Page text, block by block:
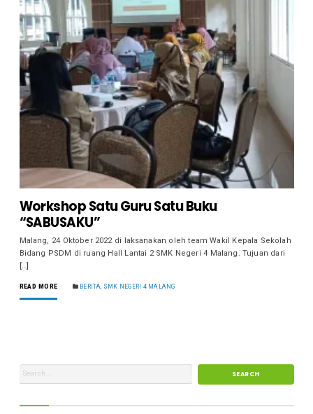
Workshop Satu Guru Satu Buku
“SABUSAKU”
Malang, 24 Oktober 2022 di laksanakan oleh team Wakil Kepala Sekolah
Bidang PSDM di ruang Hall Lantai 2 SMK Negeri 4 Malang. Tujuan dari
[…]
READ MORE BERITA SMK NEGERI 4 MALANG